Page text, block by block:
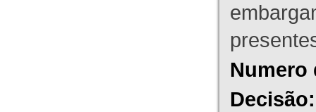
Numero
Decisão: